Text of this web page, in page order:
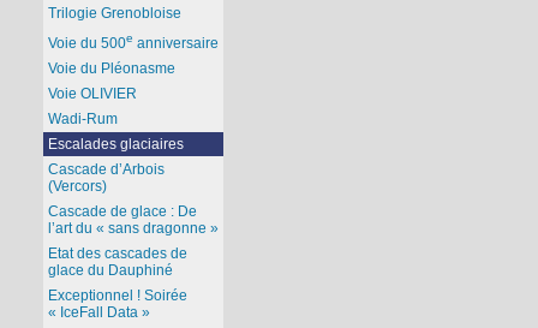
Trilogie Grenobloise
Voie du 500e anniversaire
Voie du Pléonasme
Voie OLIVIER
Wadi-Rum
Escalades glaciaires
Cascade d’Arbois
(Vercors)
Cascade de glace : De
l’art du « sans dragonne »
Etat des cascades de
glace du Dauphiné
Exceptionnel ! Soirée
« IceFall Data »